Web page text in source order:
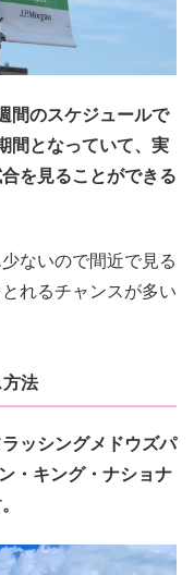
間のスケジュールで
間となっていて、実
を見ることができる
ないので間近で見る
れるチャンスが多い
法
ッシングメドウズパ
・キング・ナショナ